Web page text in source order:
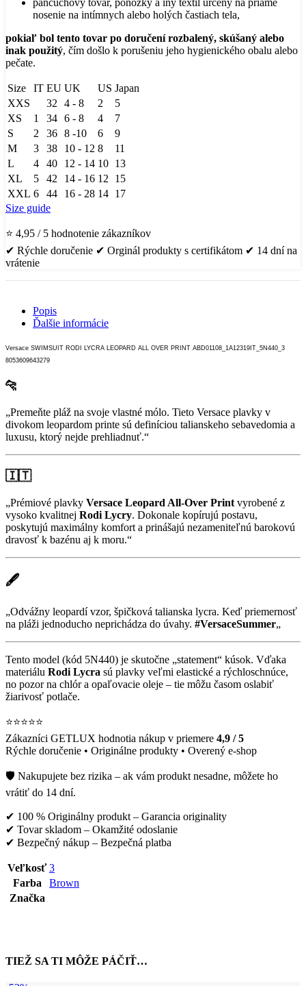
nosenie na intímnych alebo holých častiach tela,
pokiaľ bol tento tovar po doručení rozbalený, skúšaný alebo
inak použitý, čím došlo k porušeniu jeho hygienického obalu alebo
pečate.
Size IT EU UK US Japan
XXS
32 4 - 8 2
5
XS
1 34 6 - 8 4
7
S
2 36 8 -10 6
9
M
3 38 10 - 12 8
11
L
4 40 12 - 14 10 13
XL
5 42 14 - 16 12
15
XXL 6 44 16 - 28 14 17
Size guide
⭐ 4,95 / 5 hodnotenie zákazníkov
✔ Rýchle doručenie ✔ Orginál produkty s certifikátom ✔ 14 dní na
vrátenie
Popis
Ďalšie informácie
Versace SWIMSUIT RODI LYCRA LEOPARD ALL OVER PRINT ABD01108_1A12319IT_5N440_3
8053609643279
🐆
„Premeňte pláž na svoje vlastné mólo. Tieto Versace plavky v
divokom leopardom printe sú definíciou talianskeho sebavedomia a
luxusu, ktorý nejde prehliadnuť.“
🇮🇹
„Prémiové plavky Versace Leopard All-Over Print vyrobené z
vysoko kvalitnej Rodi Lycry. Dokonale kopírujú postavu,
poskytujú maximálny komfort a prinášajú nezameniteľnú barokovú
dravosť k bazénu aj k moru.“
🖋️
„Odvážny leopardí vzor, špičková talianska lycra. Keď priemernosť
na pláži jednoducho neprichádza do úvahy. #VersaceSummer„
Tento model (kód 5N440) je skutočne „statement“ kúsok. Vďaka
materiálu Rodi Lycra sú plavky veľmi elastické a rýchloschnúce,
no pozor na chlór a opaľovacie oleje – tie môžu časom oslabiť
žiarivosť potlače.
⭐️⭐️⭐️⭐️⭐️
Zákazníci GETLUX hodnotia nákup v priemere 4,9 / 5
Rýchle doručenie • Originálne produkty • Overený e-shop
🛡️ Nakupujete bez rizika – ak vám produkt nesadne, môžete ho
vrátiť do 14 dní.
✔ 100 % Originálny produkt – Garancia originality
✔ Tovar skladom – Okamžité odoslanie
✔ Bezpečný nákup – Bezpečná platba
Veľkosť 3
Farba
Brown
Značka
TIEŽ SA TI MÔŽE PÁČIŤ…